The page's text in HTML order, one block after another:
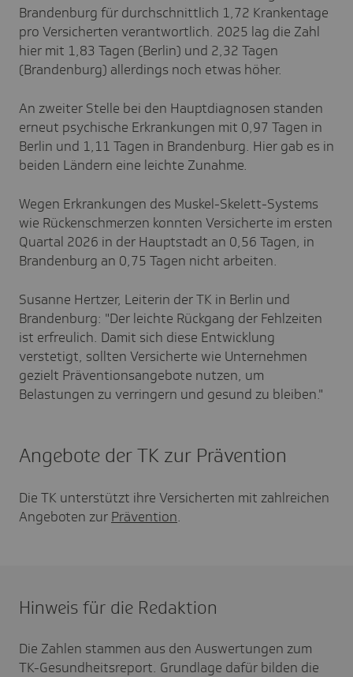
Brandenburg für durchschnittlich 1,72 Krankentage
pro Versicherten verantwortlich. 2025 lag die Zahl
hier mit 1,83 Tagen (Berlin) und 2,32 Tagen
(Brandenburg) allerdings noch etwas höher.
An zweiter Stelle bei den Hauptdiagnosen standen
erneut psychische Erkrankungen mit 0,97 Tagen in
Berlin und 1,11 Tagen in Brandenburg. Hier gab es in
beiden Ländern eine leichte Zunahme.
Wegen Erkrankungen des Muskel-Skelett-Systems
wie Rückenschmerzen konnten Versicherte im ersten
Quartal 2026 in der Hauptstadt an 0,56 Tagen, in
Brandenburg an 0,75 Tagen nicht arbeiten.
Susanne Hertzer, Leiterin der TK in Berlin und
Brandenburg: "Der leichte Rückgang der Fehlzeiten
ist erfreulich. Damit sich diese Entwicklung
verstetigt, sollten Versicherte wie Unternehmen
gezielt Präventionsangebote nutzen, um
Belastungen zu verringern und gesund zu bleiben."
Angebote der TK zur Prävention
Die TK unterstützt ihre Versicherten mit zahlreichen
Angeboten zur Prävention.
Hinweis für die Redaktion
Die Zahlen stammen aus den Auswertungen zum
TK-Gesundheitsreport. Grundlage dafür bilden die